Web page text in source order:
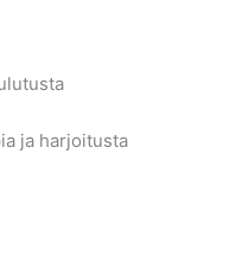
ja harjoitusta